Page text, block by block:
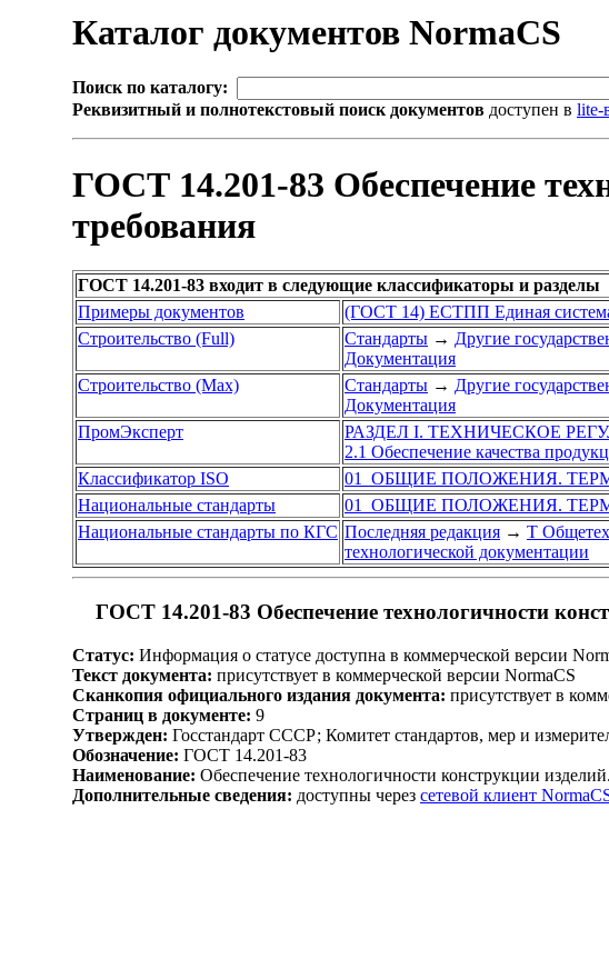
Каталог документов NormaCS
Поиск по каталогу:
Реквизитный и полнотекстовый поиск документов доступен в lite-
ГОСТ 14.201-83 Обеспечение
требования
ГОСТ 14.201-83 входит в следующие классификаторы и разделы
Примеры документов
(ГОСТ 14) ЕСТПП Единая система
Строительство (Full)
Стандарты → Другие
Документация
Строительство (Max)
Стандарты → Другие
Документация
ПромЭксперт
РАЗДЕЛ I. ТЕХНИЧЕСКОЕ
2.1 Обеспечение качества
Классификатор ISO
01 ОБЩИЕ ПОЛОЖЕНИЯ.
Национальные стандарты
01 ОБЩИЕ ПОЛОЖЕНИЯ.
Национальные стандарты по КГС Последняя редакция → Т
технологической документации
ГОСТ 14.201-83 Обеспечение технологичности
Статус: Информация о статусе доступна в коммерческой версии
Текст документа: присутствует в коммерческой версии NormaCS
Сканкопия официального издания документа: присутствует в
Страниц в документе: 9
Утвержден: Госстандарт СССР; Комитет стандартов, мер и
Обозначение: ГОСТ 14.201-83
Наименование: Обеспечение технологичности конструкции
Дополнительные сведения: доступны через сетевой клиент